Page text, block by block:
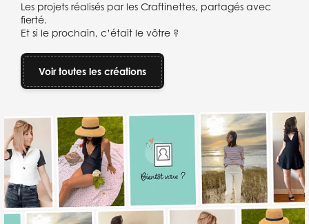
Les projets réalisés par les Craftinettes, partagés avec
fierté.
Et si le prochain, c’était le vôtre ?
Voir toutes les créations